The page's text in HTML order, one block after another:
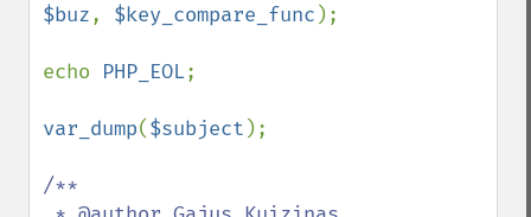
$buz, $key_compare_func );
echo PHP_EOL;
var_dump($subject );
/**